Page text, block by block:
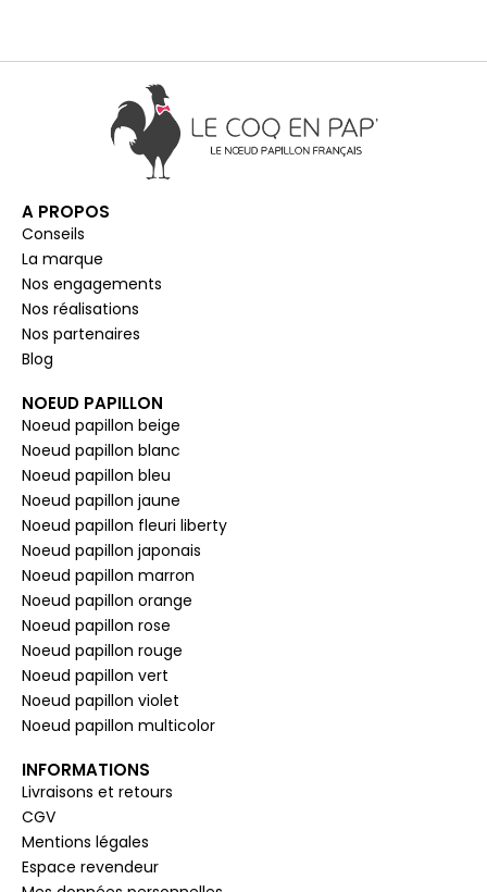
A PROPOS
Conseils
La marque
Nos engagements
Nos réalisations
Nos partenaires
Blog
NOEUD PAPILLON
Noeud papillon beige
Noeud papillon blanc
Noeud papillon bleu
Noeud papillon jaune
Noeud papillon fleuri liberty
Noeud papillon japonais
Noeud papillon marron
Noeud papillon orange
Noeud papillon rose
Noeud papillon rouge
Noeud papillon vert
Noeud papillon violet
Noeud papillon multicolor
INFORMATIONS
Livraisons et retours
CGV
Mentions légales
Espace revendeur